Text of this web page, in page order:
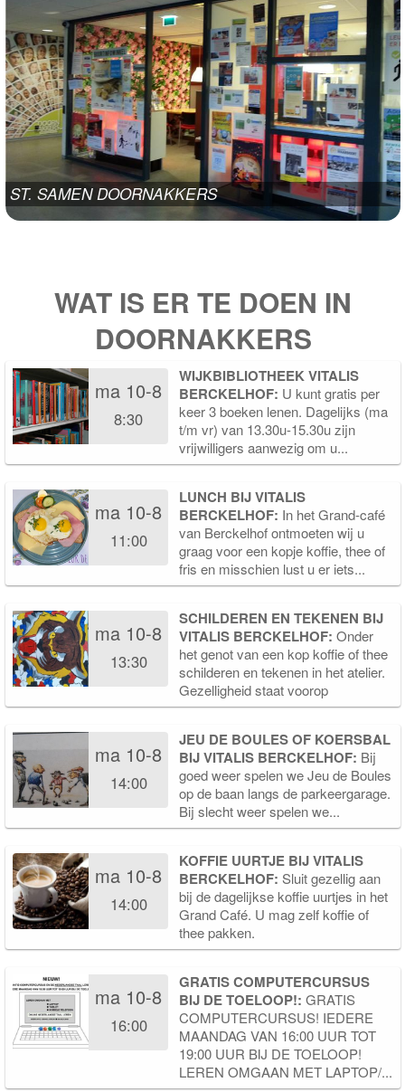
ST. SAMEN DOORNAKKERS
WAT IS ER TE DOEN IN
DOORNAKKERS
ma 10-8
8:30
WIJKBIBLIOTHEEK VITALIS
BERCKELHOF: U kunt gratis per
keer 3 boeken lenen. Dagelijks (ma
t/m vr) van 13.30u-15.30u zijn
vrijwilligers aanwezig om u...
ma 10-8
11:00
LUNCH BIJ VITALIS
BERCKELHOF: In het Grand-café
van Berckelhof ontmoeten wij u
graag voor een kopje koffie, thee of
fris en misschien lust u er iets...
ma 10-8
13:30
SCHILDEREN EN TEKENEN BIJ
VITALIS BERCKELHOF: Onder
het genot van een kop koffie of thee
schilderen en tekenen in het atelier.
Gezelligheid staat voorop
ma 10-8
14:00
JEU DE BOULES OF KOERSBAL
BIJ VITALIS BERCKELHOF: Bij
goed weer spelen we Jeu de Boules
op de baan langs de parkeergarage.
Bij slecht weer spelen we...
ma 10-8
14:00
KOFFIE UURTJE BIJ VITALIS
BERCKELHOF: Sluit gezellig aan
bij de dagelijkse koffie uurtjes in het
Grand Café. U mag zelf koffie of
thee pakken.
ma 10-8
16:00
GRATIS COMPUTERCURSUS
BIJ DE TOELOOP!: GRATIS
COMPUTERCURSUS! IEDERE
MAANDAG VAN 16:00 UUR TOT
19:00 UUR BIJ DE TOELOOP!
LEREN OMGAAN MET LAPTOP/...